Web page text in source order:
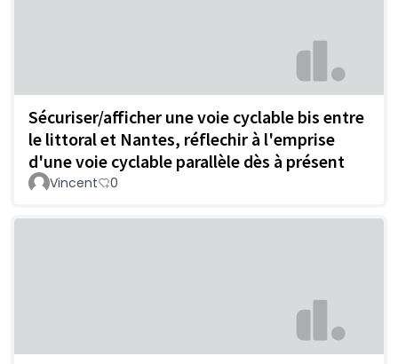
Sécuriser/afficher une voie cyclable bis entre
le littoral et Nantes, réflechir à l'emprise
d'une voie cyclable parallèle dès à présent
Vincent 0